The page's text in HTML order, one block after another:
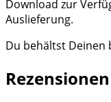
Download zur
Auslieferung.
Du behältst Deinen
Rezensionen